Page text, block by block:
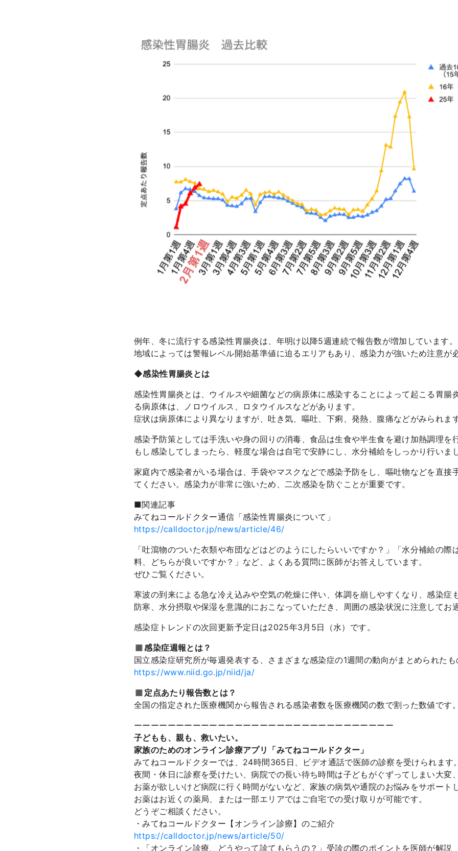
例年、冬に流行する感染性胃腸炎は、年明け以降5週連続で報告数が増加しています。
地域によっては警報レベル開始基準値に迫るエリアもあり、感染力が強いため注意が
◆感染性胃腸炎とは
感染性胃腸炎とは、ウイルスや細菌などの病原体に感染することによって起こる胃腸
る病原体は、ノロウイルス、ロタウイルスなどがあります。
症状は病原体により異なりますが、吐き気、嘔吐、下痢、発熱、腹痛などがみられます
感染予防策としては手洗いや身の回りの消毒、食品は生食や半生食を避け加熱調理を
もし感染してしまったら、軽度な場合は自宅で安静にし、水分補給をしっかり行いま
家庭内で感染者がいる場合は、手袋やマスクなどで感染予防をし、嘔吐物などを直接
てください。感染力が非常に強いため、二次感染を防ぐことが重要です。
■関連記事
みてねコールドクター通信「感染性胃腸炎について」
https://calldoctor.jp/news/article/46/
「吐瀉物のついた衣類や布団などはどのようにしたらいいですか？」「水分補給の際
料、どちらが良いですか？」など、よくある質問に医師がお答えしています。
ぜひご覧ください。
寒波の到来による急な冷え込みや空気の乾燥に伴い、体調を崩しやすくなり、感染症
防寒、水分摂取や保湿を意識的におこなっていただき、周囲の感染状況に注意してお
感染症トレンドの次回更新予定日は2025年3月5日（水）です。
◼️感染症週報とは？
国立感染症研究所が毎週発表する、さまざまな感染症の1週間の動向がまとめられたも
https://www.niid.go.jp/niid/ja/
◼️定点あたり報告数とは？
全国の指定された医療機関から報告される感染者数を医療機関の数で割った数値です。
ーーーーーーーーーーーーーーーーーーーーーーーーーーーーーーー
子どもも、親も、救いたい。
家族のためのオンライン診療アプリ「みてねコールドクター」
みてねコールドクターでは、24時間365日、ビデオ通話で医師の診察を受けられます。
夜間・休日に診察を受けたい、病院での長い待ち時間は子どもがぐずってしまい大変、
お薬が欲しいけど病院に行く時間がないなど、家族の病気や通院のお悩みをサポートし
お薬はお近くの薬局、または一部エリアではご自宅での受け取りが可能です。
どうぞご相談ください。
・みてねコールドクター【オンライン診療】のご紹介
https://calldoctor.jp/news/article/50/
・「オンライン診療、どうやって診てもらうの？」受診の際のポイントを医師が解説